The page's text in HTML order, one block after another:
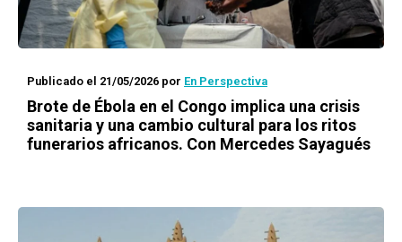
Publicado el 21/05/2026 por En Perspectiva
Brote de Ébola en el Congo implica una crisis
sanitaria y una cambio cultural para los ritos
funerarios africanos. Con Mercedes Sayagués